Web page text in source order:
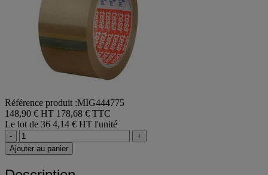
Référence produit :MIG444775
148,90 € HT178,68 € TTC
Le lot de 36 4,14 € HT l'unité
-